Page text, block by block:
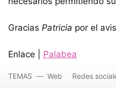
Gracias Patricia por el
Enlace | Palabea
TEMAS Web Redes